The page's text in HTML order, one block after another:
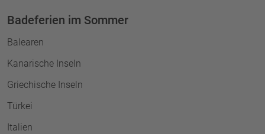
Badeferien im Sommer
Balearen
Kanarische Inseln
Griechische Inseln
Türkei
Italien